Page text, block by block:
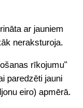
ar jauniem
neraksturoja.
rīkojumu"
paredzēti jauni
eiro) apmērā.